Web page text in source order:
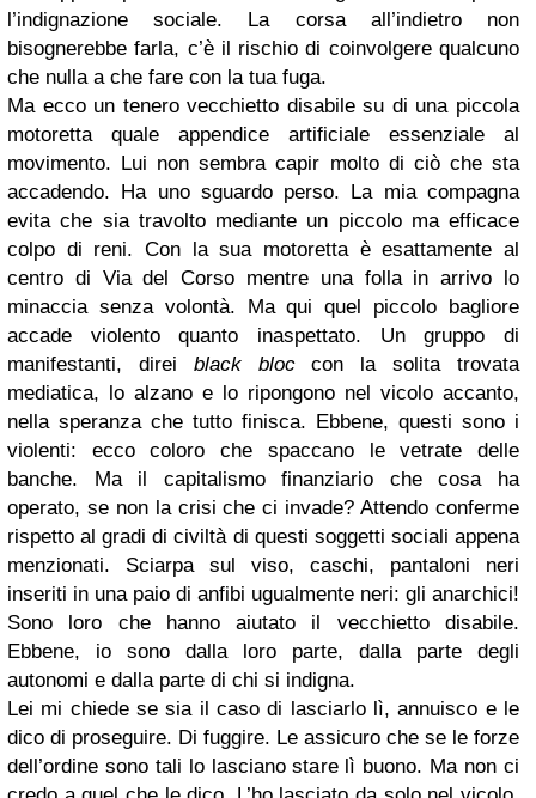
l’indignazione sociale. La corsa all’indietro non
bisognerebbe farla, c’è il rischio di coinvolgere qualcuno
che nulla a che fare con la tua fuga.
Ma ecco un tenero vecchietto disabile su di una piccola
motoretta quale appendice artificiale essenziale al
movimento. Lui non sembra capir molto di ciò che sta
accadendo. Ha uno sguardo perso. La mia compagna
evita che sia travolto mediante un piccolo ma efficace
colpo di reni. Con la sua motoretta è esattamente al
centro di Via del Corso mentre una folla in arrivo lo
minaccia senza volontà. Ma qui quel piccolo bagliore
accade violento quanto inaspettato. Un gruppo di
manifestanti, direi black bloccon la solita trovata
mediatica, lo alzano e lo ripongono nel vicolo accanto,
nella speranza che tutto finisca. Ebbene, questi sono i
violenti: ecco coloro che spaccano le vetrate delle
banche. Ma il capitalismo finanziario che cosa ha
operato, se non la crisi che ci invade? Attendo conferme
rispetto al gradi di civiltà di questi soggetti sociali appena
menzionati. Sciarpa sul viso, caschi, pantaloni neri
inseriti in una paio di anfibi ugualmente neri: gli anarchici!
Sono loro che hanno aiutato il vecchietto disabile.
Ebbene, io sono dalla loro parte, dalla parte degli
autonomi e dalla parte di chi si indigna.
Lei mi chiede se sia il caso di lasciarlo lì, annuisco e le
dico di proseguire. Di fuggire. Le assicuro che se le forze
dell’ordine sono tali lo lasciano stare lì buono. Ma non ci